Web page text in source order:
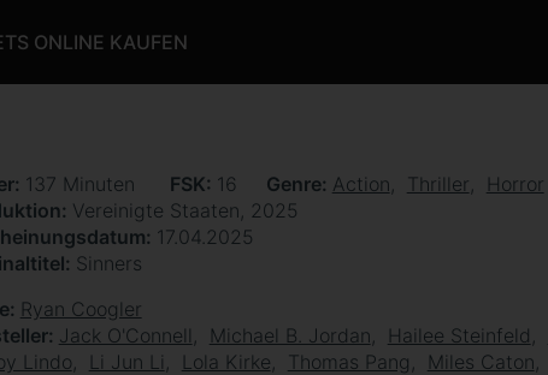
ONLINE KAUFEN
137 Minuten FSK 16 Genre Action Thriller
Horror
Vereinigte Staaten, 2025
17.04.2025
Sinners
Ryan Coogler
Jack O'Connell Michael B. Jordan Hailee Steinfeld
Lindo
Li Jun Li Lola Kirke Thomas Pang Miles Caton